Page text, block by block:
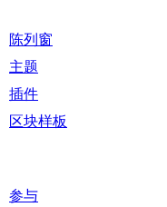
陈列窗
主题
插件
区块样板
参与